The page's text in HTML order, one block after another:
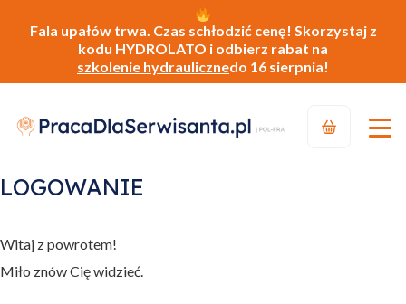
Fala upałów trwa. Czas schłodzić cenę! Skorzystaj z
kodu HYDROLATO i odbierz rabat na
szkolenie hydraulicznedo 16 sierpnia!
LOGOWANIE
Witaj z powrotem!
Miło znów Cię widzieć.